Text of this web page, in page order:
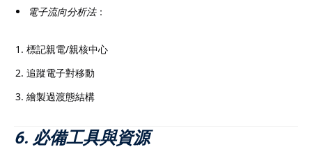
電子流向分析法：
標記親電/親核中心
追蹤電子對移動
繪製過渡態結構
6. 必備工具與資源